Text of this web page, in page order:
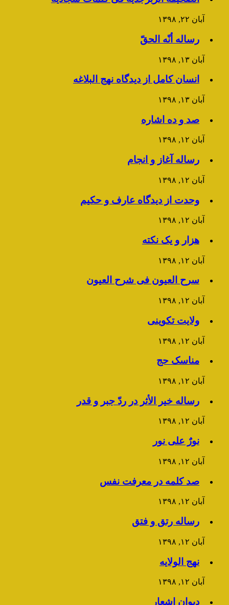
آبان ۲۲, ۱۳۹۸
رساله أنّه الحقّ
آبان ۱۳, ۱۳۹۸
انسان کامل از دیدگاه نهج البلاغه
آبان ۱۳, ۱۳۹۸
صد و ده اشاره
آبان ۱۲, ۱۳۹۸
رساله آغاز و انجام
آبان ۱۲, ۱۳۹۸
وحدت از دیدگاه عارف و حکیم
آبان ۱۲, ۱۳۹۸
هزار و یک نکته
آبان ۱۲, ۱۳۹۸
سرح العیون فی شرح العیون
آبان ۱۲, ۱۳۹۸
ولایت تکوینی
آبان ۱۲, ۱۳۹۸
مناسک حج
آبان ۱۲, ۱۳۹۸
رساله خیر الأثر در ردّ جبر و قدر
آبان ۱۲, ۱۳۹۸
نورٌ علی نور
آبان ۱۲, ۱۳۹۸
صد کلمه در معرفت نفس
آبان ۱۲, ۱۳۹۸
رساله رتق و فتق
آبان ۱۲, ۱۳۹۸
نهج الولایه
آبان ۱۲, ۱۳۹۸
دیوان اشعار